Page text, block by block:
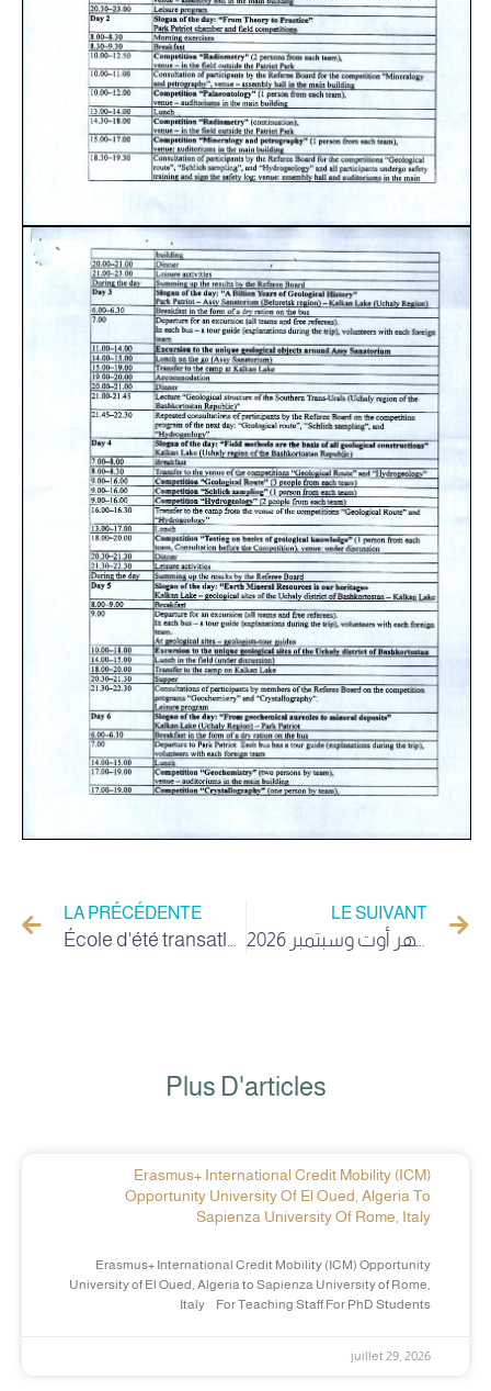
LA PRÉCÉDENTE LE SUIVANT
إعلان عن اجراء استشارة رقم :2026/03 الخاصة بالخدمات الإجتماعية تنظيم عمرة لفائدة مستخدمي جامعة الشهيد حمه لخضر بالوادي شهر أوت وسبتمبر 2026
Plus D'articles
Erasmus+ International Credit Mobility (ICM)
Opportunity University Of El Oued, Algeria To
Sapienza University Of Rome, Italy
Erasmus+ International Credit Mobility (ICM) Opportunity
University of El Oued, Algeria to Sapienza University of Rome,
Italy For Teaching Staff For PhD Students
juillet 29, 2026